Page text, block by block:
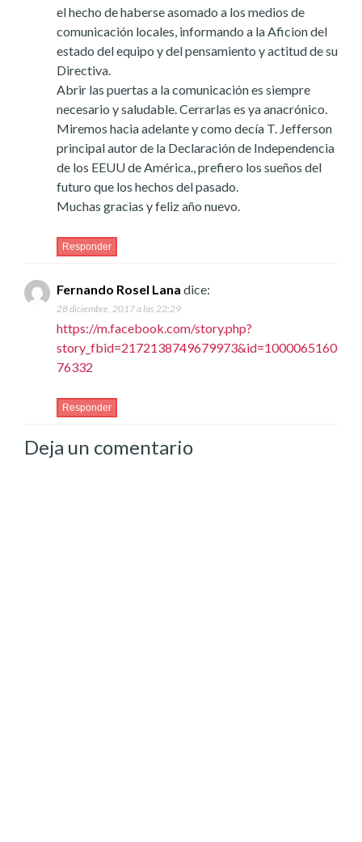
el hecho de haberse asomado a los medios de
comunicación locales, informando a la Aficion del
estado del equipo y del pensamiento y actitud de su
Directiva.
Abrir las puertas a la comunicación es siempre
necesario y saludable. Cerrarlas es ya anacrónico.
Miremos hacia adelante y como decía T. Jefferson
principal autor de la Declaración de Independencia
de los EEUU de América., prefiero los sueños del
futuro que los hechos del pasado.
Muchas gracias y feliz año nuevo.
Responder
Fernando Rosel Lana dice:
28 diciembre, 2017 a las 22:29
https://m.facebook.com/story.php?
story_fbid=2172138749679973&id=1000065160
76332
Responder
Deja un comentario